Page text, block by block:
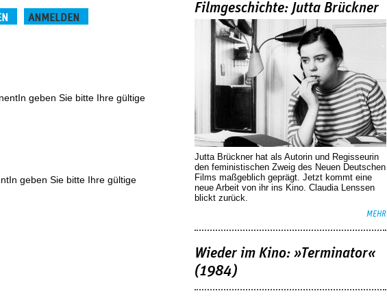
ANMELDEN
geben Sie bitte Ihre gültige
geben Sie bitte Ihre gültige
Filmgeschichte: Jutta Brückner
Jutta Brückner hat als Autorin und Regisseurin
den feministischen Zweig des Neuen Deutschen
Films maßgeblich geprägt. Jetzt kommt eine
neue Arbeit von ihr ins Kino. Claudia Lenssen
blickt zurück.
MEHR
Wieder im Kino: »Terminator«
(1984)